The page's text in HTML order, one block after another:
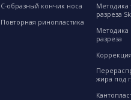
C-образный кончик носа
Повторная ринопластика
Методика
разреза
Методика
разреза
жира под